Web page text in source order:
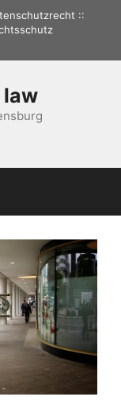
::
law